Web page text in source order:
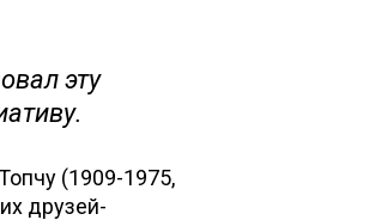
эту
(1909-1975,
друзей-